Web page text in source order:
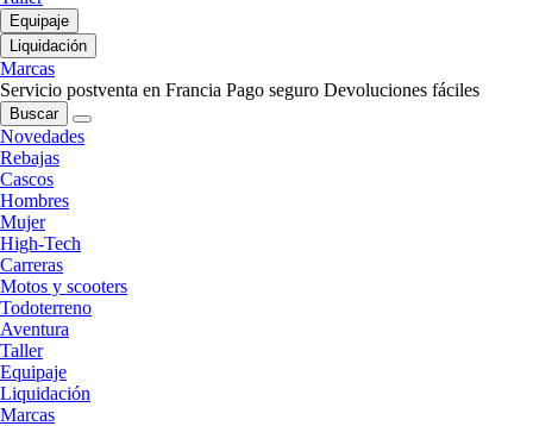
Equipaje
Liquidación
Marcas
Servicio postventa en Francia Pago seguro Devoluciones fáciles
Buscar
Novedades
Rebajas
Cascos
Hombres
Mujer
High-Tech
Carreras
Motos y scooters
Todoterreno
Aventura
Taller
Equipaje
Liquidación
Marcas